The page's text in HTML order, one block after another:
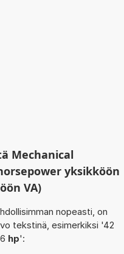
Mechanical
yksikköön
VA)
nopeasti, on
tekstinä, esimerkiksi '42
hp':